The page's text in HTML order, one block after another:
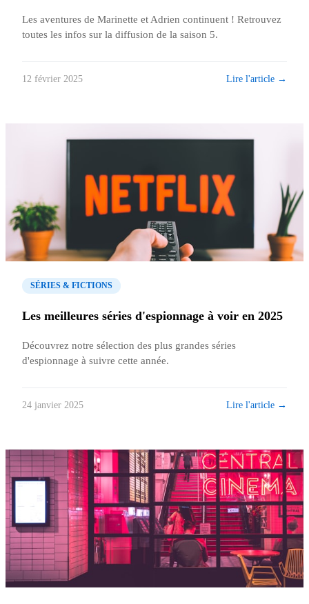
Les aventures de Marinette et Adrien continuent ! Retrouvez
toutes les infos sur la diffusion de la saison 5.
12 février 2025 Lire l'article →
SÉRIES & FICTIONS
Les meilleures séries d'espionnage à voir en 2025
Découvrez notre sélection des plus grandes séries
d'espionnage à suivre cette année.
24 janvier 2025 Lire l'article →